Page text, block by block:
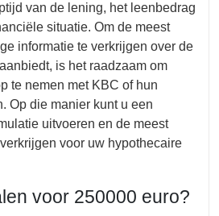
van de lening, het leenbedrag
situatie. Om de meest
informatie te verkrijgen over de
is het raadzaam om
te nemen met KBC of hun
Op die manier kunt u een
uitvoeren en de meest
voor uw hypothecaire
voor 250000 euro?